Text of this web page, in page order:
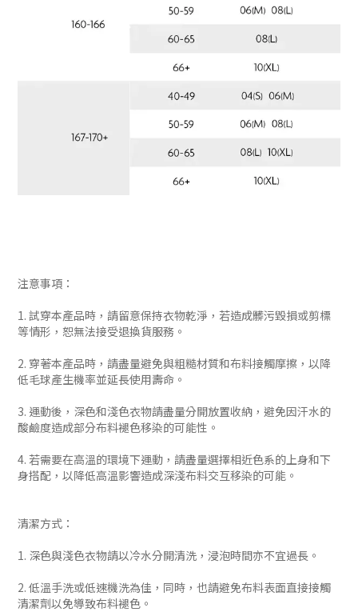
注意事項：
1. 試穿本產品時，請留意保持衣物乾淨，若造成髒污毀損或剪標
等情形，恕無法接受退換貨服務。
2. 穿著本產品時，請盡量避免與粗糙材質和布料接觸摩擦，以降
低毛球產生機率並延長使用壽命。
3. 運動後，深色和淺色衣物請盡量分開放置收納，避免因汗水的
酸鹼度造成部分布料褪色移染的可能性。
4. 若需要在高溫的環境下運動，請盡量選擇相近色系的上身和下
身搭配，以降低高溫影響造成深淺布料交互移染的可能。
清潔方式：
1. 深色與淺色衣物請以冷水分開清洗，浸泡時間亦不宜過長。
2. 低溫手洗或低速機洗為佳，同時，也請避免布料表面直接接觸
清潔劑以免導致布料褪色。